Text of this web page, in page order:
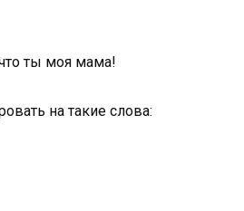
ты моя мама!
на такие слова: